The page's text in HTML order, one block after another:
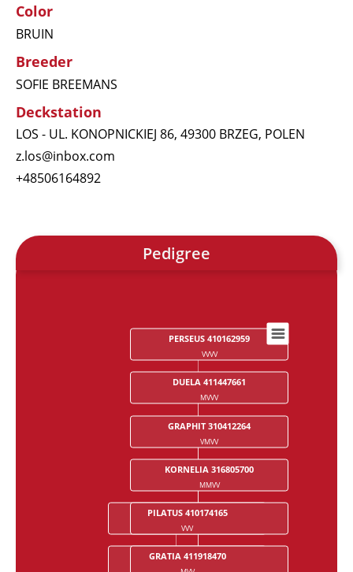
Color
BRUIN
Breeder
SOFIE BREEMANS
Deckstation
LOS - UL. KONOPNICKIEJ 86, 49300 BRZEG, POLEN
z.los@inbox.com
+48506164892
Pedigree
Chart with 28 data points.
PILATUS 410174165
VVV
GRATIA 411918470
PERSEUS 410162959
VVVV
DUELA 411447661
MVVV
GRAPHIT 310412264
VMVV
KORNELIA 316805700
MMVV
DIRIGENT 410174365
FLORA 411568800